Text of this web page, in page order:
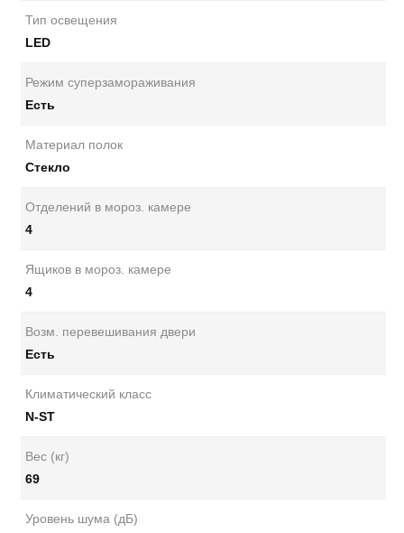
Тип освещения
LED
Режим суперзамораживания
Есть
Материал полок
Стекло
Отделений в мороз. камере
4
Ящиков в мороз. камере
4
Возм. перевешивания двери
Есть
Климатический класс
N-ST
Вес (кг)
69
Уровень шума (дБ)